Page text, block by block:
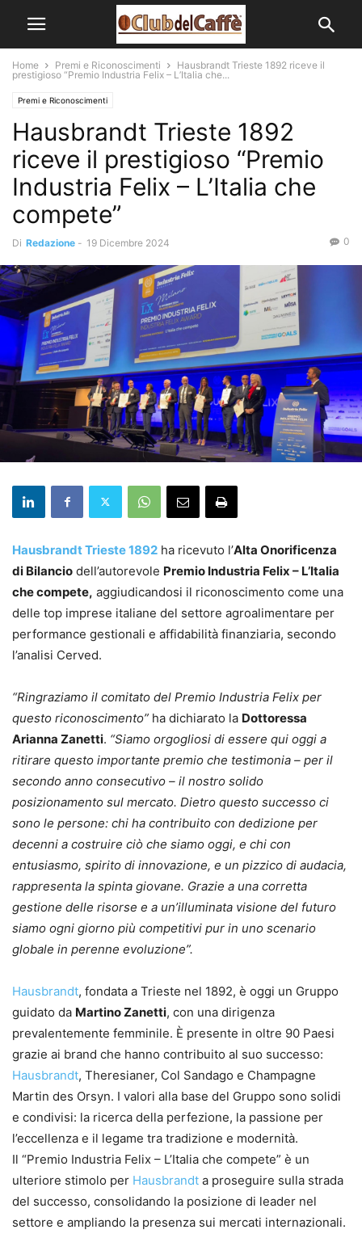
Home Premi e Riconoscimenti
Hausbrandt Trieste 1892 riceve il
prestigioso “Premio Industria Felix – L’Italia che...
Premi e Riconoscimenti
Hausbrandt Trieste 1892
riceve il prestigioso “Premio
Industria Felix – L’Italia che
compete”
Di Redazione - 19 Dicembre 2024 0
Hausbrandt Trieste 1892 ha ricevuto l’Alta Onorificenza
di Bilancio dell’autorevole Premio Industria Felix – L’Italia
che compete, aggiudicandosi il riconoscimento come una
delle top imprese italiane del settore agroalimentare per
performance gestionali e affidabilità finanziaria, secondo
l’analisi Cerved.
“Ringraziamo il comitato del Premio Industria Felix per
questo riconoscimento” ha dichiarato la Dottoressa
Arianna Zanetti. “Siamo orgogliosi di essere qui oggi a
ritirare questo importante premio che testimonia – per il
secondo anno consecutivo – il nostro solido
posizionamento sul mercato. Dietro questo successo ci
sono le persone: chi ha contribuito con dedizione per
decenni a costruire ciò che siamo oggi, e chi con
entusiasmo, spirito di innovazione, e un pizzico di audacia,
rappresenta la spinta giovane. Grazie a una corretta
gestione delle risorse e a un’illuminata visione del futuro
siamo ogni giorno più competitivi pur in uno scenario
globale in perenne evoluzione”.
Hausbrandt, fondata a Trieste nel 1892, è oggi un Gruppo
guidato da Martino Zanetti, con una dirigenza
prevalentemente femminile. È presente in oltre 90 Paesi
grazie ai brand che hanno contribuito al suo successo:
Hausbrandt, Theresianer, Col Sandago e Champagne
Martin des Orsyn. I valori alla base del Gruppo sono solidi
e condivisi: la ricerca della perfezione, la passione per
l’eccellenza e il legame tra tradizione e modernità.
Il “Premio Industria Felix – L’Italia che compete” è un
ulteriore stimolo per Hausbrandt a proseguire sulla strada
del successo, consolidando la posizione di leader nel
settore e ampliando la presenza sui mercati internazionali.